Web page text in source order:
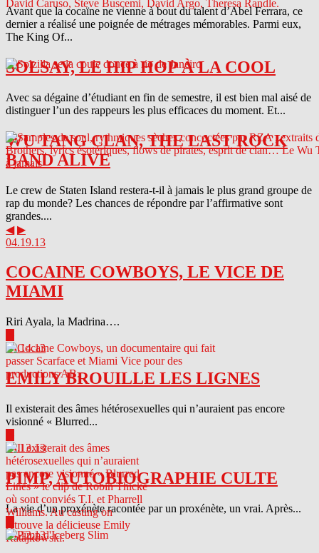
Avant que la cocaïne ne vienne à bout du talent d’Abel Ferrara, ce
dernier a réalisé une poignée de métrages mémorables. Parmi eux,
The King Of...
SOLSAY, LE HIP HOP À LA COOL
Avec sa dégaine d’étudiant en fin de semestre, il est bien mal aisé de
distinguer l’un des rappeurs les plus efficaces du moment. Et...
WU TANG CLAN, THE LAST ROCK
BAND ALIVE
Le crew de Staten Island restera-t-il à jamais le plus grand groupe de
rap du monde? Les chances de répondre par l’affirmative sont
grandes....
◀ ▶
04.19.13
COCAINE COWBOYS, LE VICE DE
MIAMI
Riri Ayala, la Madrina….
04.14.13
EMILY BROUILLE LES LIGNES
Il existerait des âmes hétérosexuelles qui n’auraient pas encore
visionné « Blurred...
04.13.13
PIMP, AUTOBIOGRAPHIE CULTE
La vie d’un proxénète racontée par un proxénète, un vrai. Après...
04.12.13